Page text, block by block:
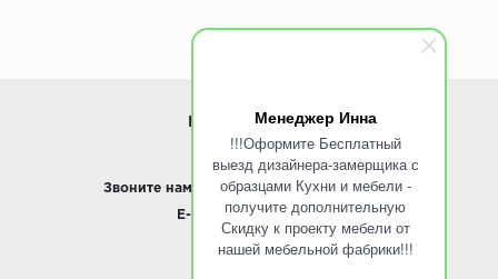
Менеджер Инна
!!!Оформите Бесплатный
выезд дизайнера-замерщика с
образцами Кухни и мебели -
получите дополнительную
Скидку к проекту мебели от
нашей мебельной фабрики!!!
ИНФОРМАЦИЯ
www.ROINST.ru
Звоните нам: 8 495 797-10-50 / Whatsapp
E-mail: info@roinst.ru
О КОМПАНИИ